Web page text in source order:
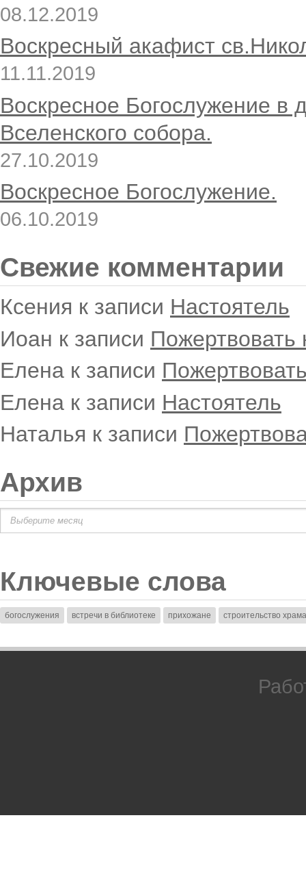
08.12.2019
Воскресный акафист
11.11.2019
Воскресное Богослужение в
Вселенского собора.
27.10.2019
Воскресное Богослужение.
06.10.2019
Свежие комментарии
Ксения к записи Настоятель
Иоан к записи Пожертвовать
Елена к записи
Елена к записи Настоятель
Наталья к записи
Архив
Архив
Ключевые слова
богослужения встречи в библиотеке прихожане строительство храма